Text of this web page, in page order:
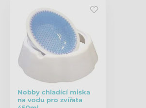
Nobby chladící miska
na vodu pro zvířata